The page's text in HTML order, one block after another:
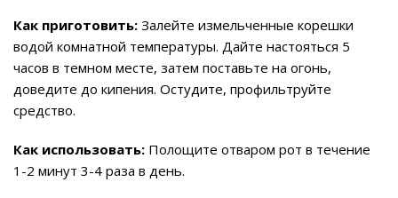
Как приготовить: Залейте измельченные корешки
водой комнатной температуры. Дайте настояться 5
часов в темном месте, затем поставьте на огонь,
доведите до кипения. Остудите, профильтруйте
средство.
Как использовать: Полощите отваром рот в течение
1-2 минут 3-4 раза в день.